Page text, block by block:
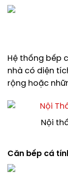
Hệ thống bếp
nhà có diện
rộng hoặc
Nội
Căn bếp cá